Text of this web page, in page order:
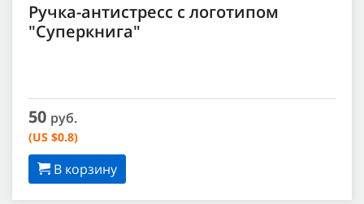
Ручка-антистресс с логотипом
"Суперкнига"
50 руб.
(US $0.8)
В корзину